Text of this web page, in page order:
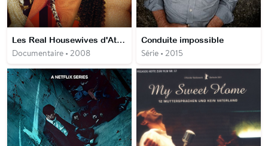
Les Real Housewives d'Atlanta
Documentaire • 2008
Conduite impossible
Série • 2015